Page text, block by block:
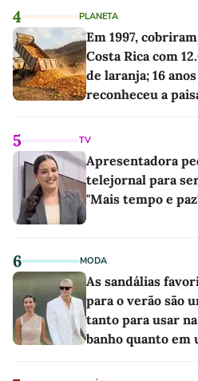
4 PLANETA
Em 1997,
Costa Rica com
de laranja; 16
reconheceu a
5 TV
Apresentadora
telejornal para
"Mais tempo e
6 MODA
As sandálias
para o verão são
tanto para usar
banho quanto em